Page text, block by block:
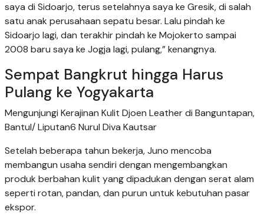
saya di Sidoarjo, terus setelahnya saya ke Gresik, di salah
satu anak perusahaan sepatu besar. Lalu pindah ke
Sidoarjo lagi, dan terakhir pindah ke Mojokerto sampai
2008 baru saya ke Jogja lagi, pulang,” kenangnya.
Sempat Bangkrut hingga Harus
Pulang ke Yogyakarta
Mengunjungi Kerajinan Kulit Djoen Leather di Banguntapan,
Bantul/ Liputan6 Nurul Diva Kautsar
Setelah beberapa tahun bekerja, Juno mencoba
membangun usaha sendiri dengan mengembangkan
produk berbahan kulit yang dipadukan dengan serat alam
seperti rotan, pandan, dan purun untuk kebutuhan pasar
ekspor.